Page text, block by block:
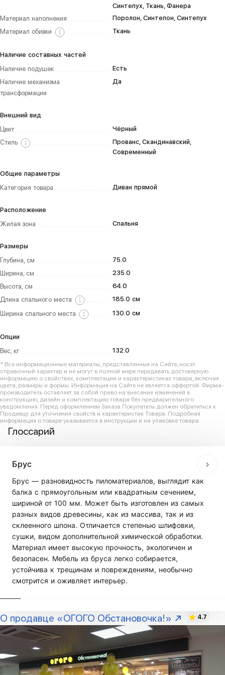
Синтепух, Ткань, Фанера
Материал наполнения
Поролон, Синтепон, Синтепух
Материал обивки
Ткань
Наличие составных частей
Наличие подушек
Есть
Наличие механизма
трансформации
Да
Внешний вид
Цвет
Чёрный
Стиль
Прованс, Скандинавский,
Современный
Общие параметры
Категория товара
Диван прямой
Расположение
Жилая зона
Спальня
Размеры
Глубина, см
75.0
Ширина, см
235.0
Высота, см
64.0
Длина спального места
185.0 см
Ширина спального места
130.0 см
Опции
Вес, кг
132.0
* Все информационные материалы, представленные на Сайте, носят
справочный характер и не могут в полной мере передавать достоверную
информацию о свойствах, комплектации и характеристиках товара, включая
цвета, размеры и формы. Информация на Сайте не является оффертой. Фирма-
производитель оставляет за собой право на внесение изменений в
конструкцию, дизайн и комплектацию товара без предварительного
уведомления. Перед оформлением Заказа Покупатель должен обратиться к
Продавцу для уточнения свойств и характеристик Товара. Подробная
информация о товаре указывается в инструкции и на упаковке товара.
Глоссарий
Брус
Брус — разновидность пиломатериалов, выглядит как
балка с прямоугольным или квадратным сечением,
шириной от 100 мм. Может быть изготовлен из самых
разных видов древесины, как из массива, так и из
склеенного шпона. Отличается степенью шлифовки,
сушки, видом дополнительной химической обработки.
Материал имеет высокую прочность, экологичен и
безопасен. Мебель из бруса легко собирается,
устойчива к трещинам и повреждениям, необычно
смотрится и оживляет интерьер.
О продавце «ОГОГО Обстановочка!» 4.7